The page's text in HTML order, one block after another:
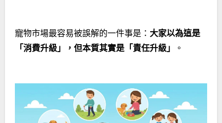
寵物市場最容易被誤解的一件事是： 大家以為這是
「消費升級」，但本質其實是「責任升級」
。